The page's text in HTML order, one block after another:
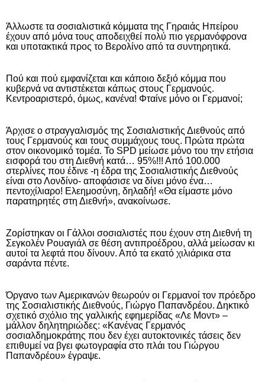
Άλλωστε τα σοσιαλιστικά κόμματα της Γηραιάς Ηπείρου
έχουν από μόνα τους αποδειχθεί πολύ πιο γερμανόφρονα
και υποτακτικά προς το Βερολίνο από τα συντηρητικά.
Πού και πού εμφανίζεται και κάποιο δεξιό κόμμα που
κυβερνά να αντιστέκεται κάπως στους Γερμανούς.
Κεντροαριστερό, όμως, κανένα! Φταίνε μόνο οι Γερμανοί;
Άρχισε ο στραγγαλισμός της Σοσιαλιστικής Διεθνούς από
τους Γερμανούς και τους συμμάχους τους. Πρώτα πρώτα
στον οικονομικό τομέα. Το SPD μείωσε μόνο του την ετήσια
εισφορά του στη Διεθνή κατά… 95%!!! Από 100.000
στερλίνες που έδινε -η έδρα της Σοσιαλιστικής Διεθνούς
είναι στο Λονδίνο- αποφάσισε να δίνει μόνο ένα…
πεντοχίλιαρο! Ελεημοσύνη, δηλαδή! «Θα είμαστε μόνο
παρατηρητές στη Διεθνή», ανακοίνωσε.
Ζορί­στηκαν οι Γάλλοι σοσιαλιστές που έχουν στη Διεθνή τη
Σεγκολέν Ρουα­γιάλ σε θέση αντιπροέδρου, αλλά μείωσαν κι
αυτοί τα λεφτά που δίνουν. Από τα εκατό χιλιάρικα στα
σαράντα πέντε.
Όργανο των Αμερικανών θεωρούν οι Γερμανοί τον πρόεδρο
της Σοσιαλιστικής Διεθνούς, Γιώργο Παπανδρέου. Δηκτικό
σχετικό σχόλιο της γαλλικής εφημερίδας «Λε Μοντ» –
μάλλον δηλητηριώδες: «Κανένας Γερμανός
σοσιαλδημοκράτης που δεν έχει αυτοκτονικές τάσεις δεν
επιθυμεί να βγει φωτογραφία στο πλάι του Γιώργου
Παπανδρέου» έγραψε.